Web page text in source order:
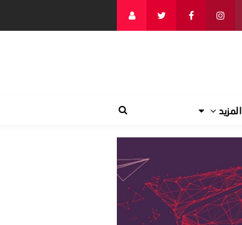
المزيد